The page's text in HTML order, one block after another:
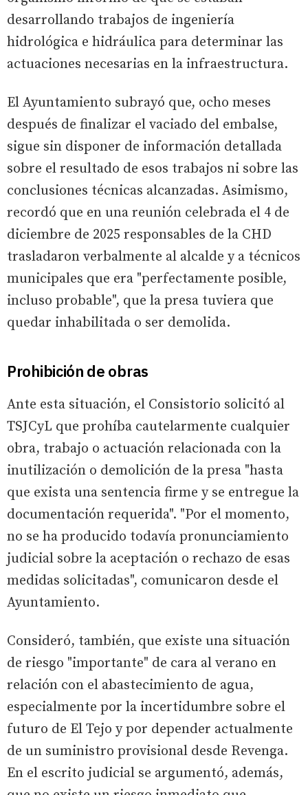
desarrollando trabajos de ingeniería
hidrológica e hidráulica para determinar las
actuaciones necesarias en la infraestructura.
El Ayuntamiento subrayó que, ocho meses
después de finalizar el vaciado del embalse,
sigue sin disponer de información detallada
sobre el resultado de esos trabajos ni sobre las
conclusiones técnicas alcanzadas. Asimismo,
recordó que en una reunión celebrada el 4 de
diciembre de 2025 responsables de la CHD
trasladaron verbalmente al alcalde y a técnicos
municipales que era "perfectamente posible,
incluso probable", que la presa tuviera que
quedar inhabilitada o ser demolida.
Prohibición de obras
Ante esta situación, el Consistorio solicitó al
TSJCyL que prohíba cautelarmente cualquier
obra, trabajo o actuación relacionada con la
inutilización o demolición de la presa "hasta
que exista una sentencia firme y se entregue la
documentación requerida". "Por el momento,
no se ha producido todavía pronunciamiento
judicial sobre la aceptación o rechazo de esas
medidas solicitadas", comunicaron desde el
Ayuntamiento.
Consideró, también, que existe una situación
de riesgo "importante" de cara al verano en
relación con el abastecimiento de agua,
especialmente por la incertidumbre sobre el
futuro de El Tejo y por depender actualmente
de un suministro provisional desde Revenga.
En el escrito judicial se argumentó, además,